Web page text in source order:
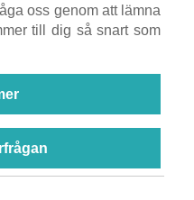
oss genom att lämna
till dig så snart som